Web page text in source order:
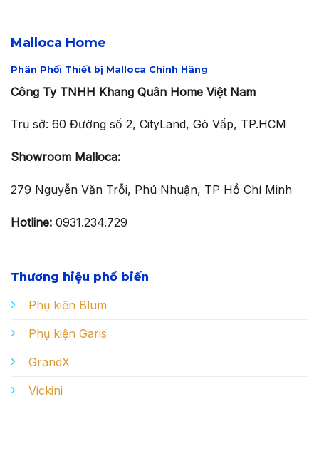
Malloca Home
Phân Phối Thiết bị Malloca Chính Hãng
Công Ty TNHH Khang Quân Home Việt Nam
Trụ sở: 60 Đường số 2, CityLand, Gò Vấp, TP.HCM
Showroom Malloca:
279 Nguyễn Văn Trỗi, Phú Nhuận, TP Hồ Chí Minh
Hotline: 0931.234.729
Thương hiệu phổ biến
Phụ kiện Blum
Phụ kiện Garis
GrandX
Vickini